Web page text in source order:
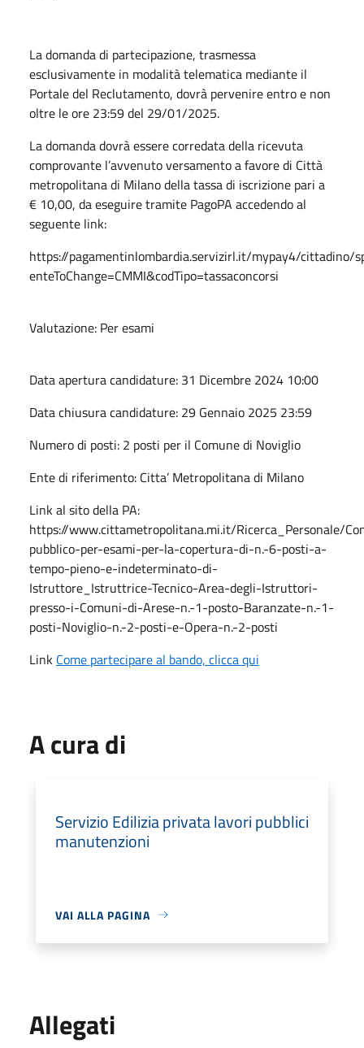
La domanda di partecipazione, trasmessa
esclusivamente in modalità telematica mediante il
Portale del Reclutamento, dovrà pervenire entro e non
oltre le ore 23:59 del 29/01/2025.
La domanda dovrà essere corredata della ricevuta
comprovante l’avvenuto versamento a favore di Città
metropolitana di Milano della tassa di iscrizione pari a
€ 10,00, da eseguire tramite PagoPA accedendo al
seguente link:
https://pagamentinlombardia.servizirl.it/mypay4/cittadino/
enteToChange=CMMI&codTipo=tassaconcorsi
Valutazione: Per esami
Data apertura candidature: 31 Dicembre 2024 10:00
Data chiusura candidature: 29 Gennaio 2025 23:59
Numero di posti: 2 posti per il Comune di Noviglio
Ente di riferimento: Citta’ Metropolitana di Milano
Link al sito della PA:
https://www.cittametropolitana.mi.it/Ricerca_Personale/
pubblico-per-esami-per-la-copertura-di-n.-6-posti-a-
tempo-pieno-e-indeterminato-di-
Istruttore_Istruttrice-Tecnico-Area-degli-Istruttori-
presso-i-Comuni-di-Arese-n.-1-posto-Baranzate-n.-1-
posti-Noviglio-n.-2-posti-e-Opera-n.-2-posti
Link Come partecipare al bando, clicca qui
A cura di
Servizio Edilizia privata lavori pubblici
manutenzioni
VAI ALLA PAGINA
Allegati